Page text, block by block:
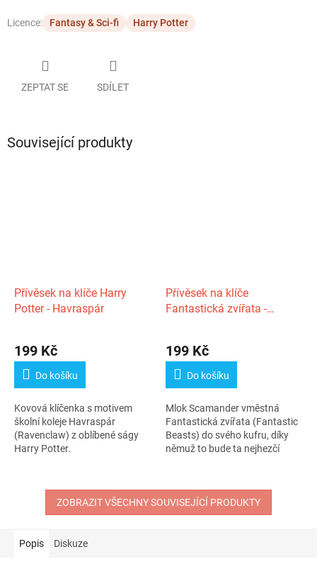
Licence: Fantasy & Sci-fi Harry Potter
ZEPTAT SE SDÍLET
Související produkty
Přívěsek na klíče Harry
Potter - Havraspár
199 Kč
Do košíku
Kovová klíčenka s motivem
školní koleje Havraspár
(Ravenclaw) z oblíbené ságy
Harry Potter.
Přívěsek na klíče
Fantastická zvířata -
hodnocení
produktu
5
hvězdiček.
199 Kč
Do košíku
Mlok Scamander vměstná
Fantastická zvířata (Fantastic
Beasts) do svého kufru, díky
němuž to bude ta nejhezčí
ZOBRAZIT VŠECHNY SOUVISEJÍCÍ PRODUKTY
Popis Diskuze